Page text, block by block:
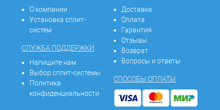
О компании
Установка сплит-
систем
СЛУЖБА ПОДДЕРЖКИ
Напишите нам
Выбор сплит-системы
Политика
конфиденциальности
Доставка
Оплата
Гарантия
Отзывы
Возврат
Вопросы и ответы
СПОСОБЫ ОПЛАТЫ